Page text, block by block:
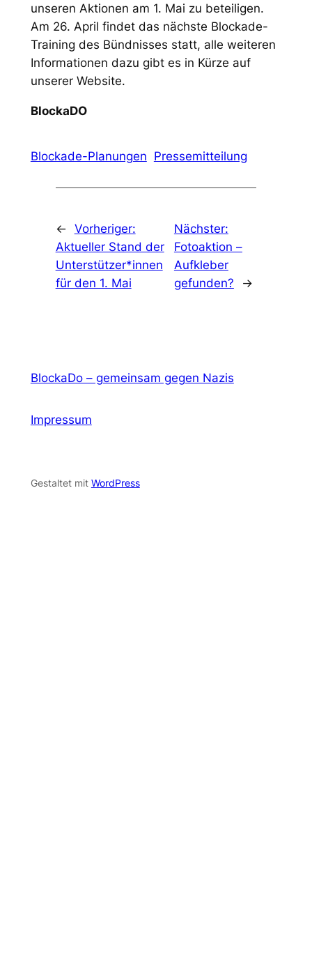
unseren Aktionen am 1. Mai zu beteiligen.
Am 26. April findet das nächste Blockade-
Training des Bündnisses statt, alle weiteren
Informationen dazu gibt es in Kürze auf
unserer Website.
BlockaDO
Blockade-Planungen Pressemitteilung
← Vorheriger:
Aktueller Stand der
Unterstützer*innen
für den 1. Mai
Nächster:
Fotoaktion –
Aufkleber
gefunden?
→
BlockaDo – gemeinsam gegen Nazis
Impressum
Gestaltet mit WordPress